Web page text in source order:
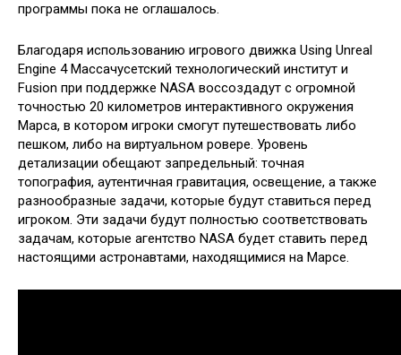
программы пока не оглашалось.
Благодаря использованию игрового движка Using Unreal
Engine 4 Массачусетский технологический институт и
Fusion при поддержке NASA воссоздадут с огромной
точностью 20 километров интерактивного окружения
Марса, в котором игроки смогут путешествовать либо
пешком, либо на виртуальном ровере. Уровень
детализации обещают запредельный: точная
топография, аутентичная гравитация, освещение, а также
разнообразные задачи, которые будут ставиться перед
игроком. Эти задачи будут полностью соответствовать
задачам, которые агентство NASA будет ставить перед
настоящими астронавтами, находящимися на Марсе.